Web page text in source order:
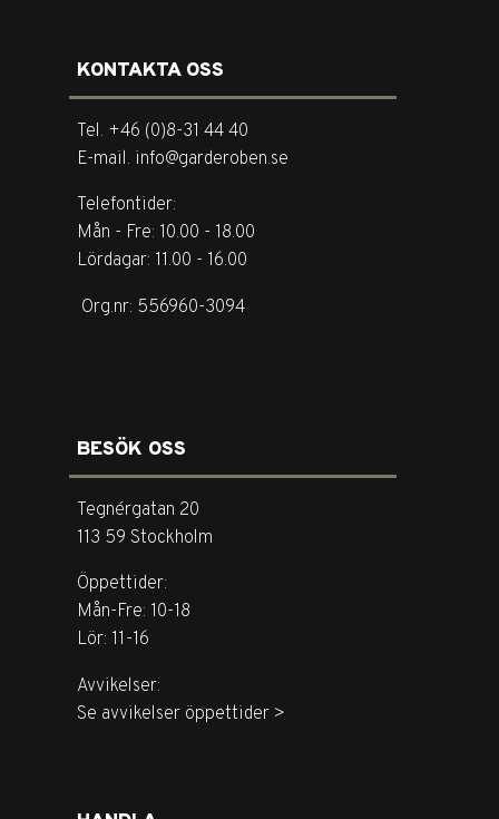
KONTAKTA OSS
Tel. +46 (0)8-31 44 40
E-mail. info@garderoben.se
Telefontider:
Mån - Fre: 10.00 - 18.00
Lördagar: 11.00 - 16.00
Org.nr: 556960-3094
BESÖK OSS
Tegnérgatan 20
113 59 Stockholm
Öppettider:
Mån-Fre: 10-18
Lör: 11-16
Avvikelser:
Se avvikelser öppettider >